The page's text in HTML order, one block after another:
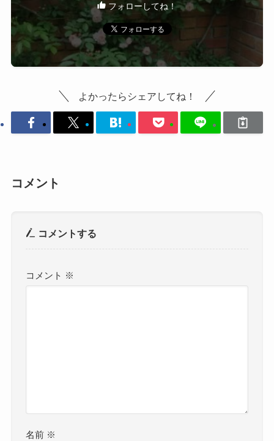
フォローしてね！
よかったらシェアしてね！
コメント
コメントする
コメント ※
名前 ※